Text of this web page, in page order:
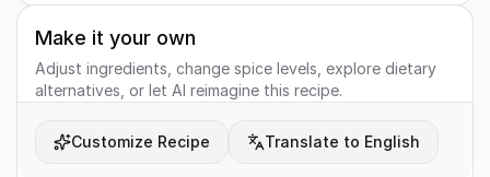
Make it your own
Adjust ingredients, change spice levels, explore dietary
alternatives, or let AI reimagine this recipe.
Customize Recipe Translate to English